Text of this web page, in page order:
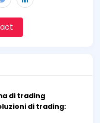
di trading
di trading: